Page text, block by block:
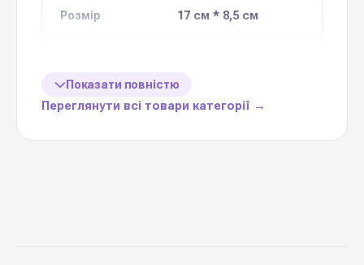
Розмір 17 см * 8,5 см
упаковці
за
Показати повністю
Переглянути всі товари категорії →